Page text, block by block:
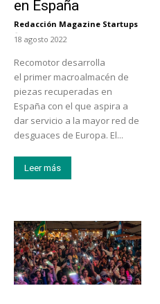
en España
Redacción Magazine Startups
-
18 agosto 2022
Recomotor desarrolla
el primer macroalmacén de
piezas recuperadas en
España con el que aspira a
dar servicio a la mayor red de
desguaces de Europa. El...
Leer más